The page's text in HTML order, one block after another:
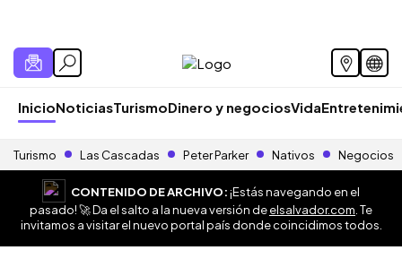
InicioNoticiasTurismoDinero y negociosVida
Turismo Las Cascadas Peter Parker Nativos Negocios
CONTENIDO DE ARCHIVO:¡Estás navegando en el
pasado! 🚀 Da el salto a la nueva versión deelsalvador.com . Te
invitamos a visitar el nuevo portal país donde coincidimos todos.